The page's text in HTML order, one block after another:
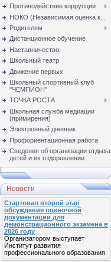
Противодействие коррупции
НОКО (Независимая оценка к...
Родителям
Дистанционное обучение
Наставничество
Школьный театр
Движение первых
Школьный спортивный клуб
"ЧЕМПИОН"
ТОЧКА РОСТА
Школьная служба медиации
(примирения)
Электронный дневник
Профориентационная работа
Сведения об организации отдыха
детей и их оздоровлении
Новости
Стартовал второй этап
обсуждения оценочной
документации для
демонстрационного экзамена в
2026 году
Организатором выступает
Институт развития
профессионального образования